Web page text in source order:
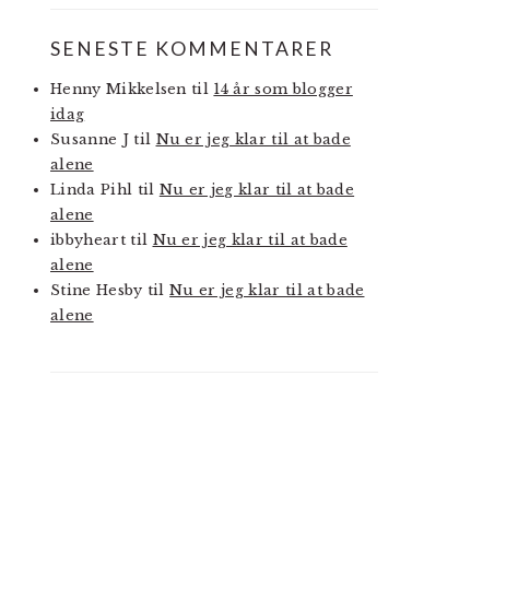
SENESTE KOMMENTARER
Henny Mikkelsen til 14 år som blogger
idag
Susanne Jtil Nu er jeg klar til at bade
alene
Linda Pihl til Nu er jeg klar til at bade
alene
ibbyhearttil Nu er jeg klar til at bade
alene
Stine Hesby tilNu er jeg klar til at bade
alene